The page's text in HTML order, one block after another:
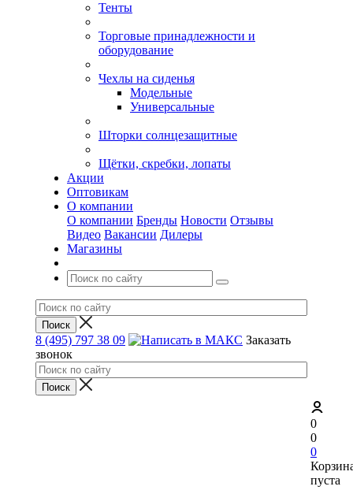
Тенты
Торговые принадлежности и
оборудование
Чехлы на сиденья
Модельные
Универсальные
Шторки солнцезащитные
Щётки, скребки, лопаты
Акции
Оптовикам
О компании
О компании Бренды Новости Отзывы
Видео Вакансии Дилеры
Магазины
8 (495) 797 38 09
Заказать
звонок
0
0
0
пуста